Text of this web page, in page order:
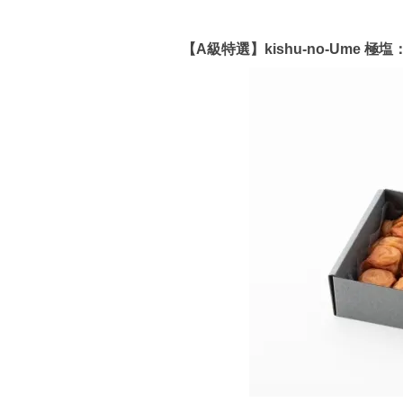
【A級特選】kishu-no-Ume 極塩